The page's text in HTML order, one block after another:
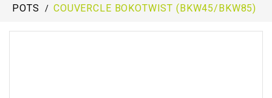
POTS
COUVERCLE BOKOTWIST (BKW45/BKW85)